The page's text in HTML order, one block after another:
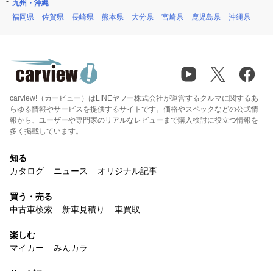
九州・沖縄
福岡県
佐賀県 長崎県 熊本県 大分県 宮崎県 鹿児島県 沖縄県
carview!（カービュー）はLINEヤフー株式会社が運営するクルマに関するあ
らゆる情報やサービスを提供するサイトです。価格やスペックなどの公式情
報から、ユーザーや専門家のリアルなレビューまで購入検討に役立つ情報を
多く掲載しています。
知る
カタログ
ニュース オリジナル記事
買う・売る
中古車検索
新車見積り 車買取
楽しむ
マイカー
みんカラ